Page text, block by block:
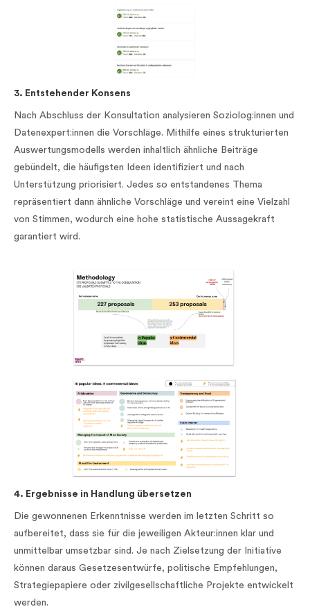
3. Entstehender Konsens
Nach Abschluss der Konsultation analysieren Soziolog:innen und
Datenexpert:innen die Vorschläge. Mithilfe eines strukturierten
Auswertungsmodells werden inhaltlich ähnliche Beiträge
gebündelt, die häufigsten Ideen identifiziert und nach
Unterstützung priorisiert. Jedes so entstandenes Thema
repräsentiert dann ähnliche Vorschläge und vereint eine Vielzahl
von Stimmen, wodurch eine hohe statistische Aussagekraft
garantiert wird.
4. Ergebnisse in Handlung übersetzen
Die gewonnenen Erkenntnisse werden im letzten Schritt so
aufbereitet, dass sie für die jeweiligen Akteur:innen klar und
unmittelbar umsetzbar sind. Je nach Zielsetzung der Initiative
können daraus Gesetzesentwürfe, politische Empfehlungen,
Strategiepapiere oder zivilgesellschaftliche Projekte entwickelt
werden.